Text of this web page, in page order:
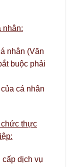
nhân:
nhân (Văn
buộc phải
cá nhân
chức thực
dịch vụ